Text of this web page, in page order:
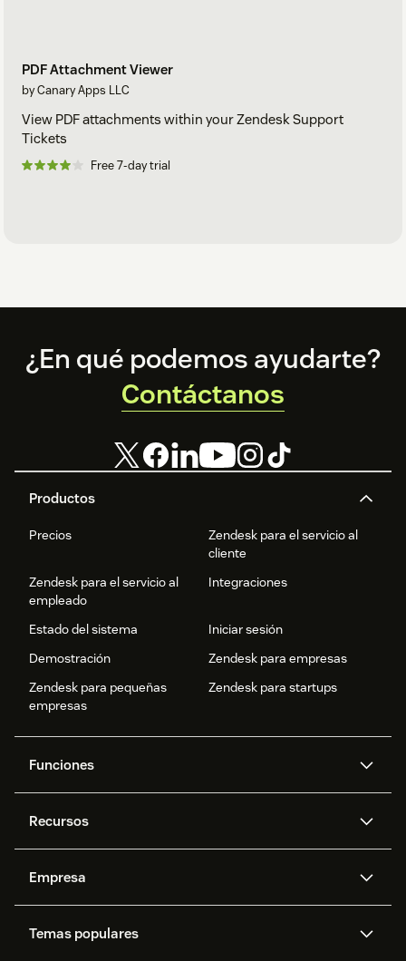
PDF Attachment Viewer
by Canary Apps LLC
View PDF attachments within your Zendesk Support
Tickets
Free 7-day trial
Footer
Productos
Precios
Zendesk para el servicio al
cliente
Zendesk para el servicio al
empleado
Integraciones
Estado del sistema
Iniciar sesión
Demostración
Zendesk para empresas
Zendesk para pequeñas
empresas
Zendesk para startups
Funciones
IA de Zendesk
datos avanzadas
Gestión de tickets
Voz
Foros de la comunidad
Recursos
API y programadores
Historias de clientes
Empresa
Ofertas de empleo
Temas populares
¿En qué podemos ayudarte?
Contáctanos